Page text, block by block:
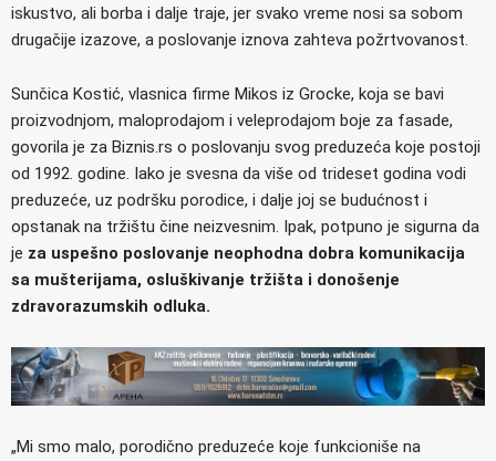
iskustvo, ali borba i dalje traje, jer svako vreme nosi sa sobom
drugačije izazove, a poslovanje iznova zahteva požrtvovanost.
Sunčica Kostić, vlasnica firme Mikos iz Grocke, koja se bavi
proizvodnjom, maloprodajom i veleprodajom boje za fasade,
govorila je za Biznis.rs o poslovanju svog preduzeća koje postoji
od 1992. godine. Iako je svesna da više od trideset godina vodi
preduzeće, uz podršku porodice, i dalje joj se budućnost i
opstanak na tržištu čine neizvesnim. Ipak, potpuno je sigurna da
je za uspešno poslovanje neophodna dobra komunikacija
sa mušterijama, osluškivanje tržišta i donošenje
zdravorazumskih odluka.
„Mi smo malo, porodično preduzeće koje funkcioniše na